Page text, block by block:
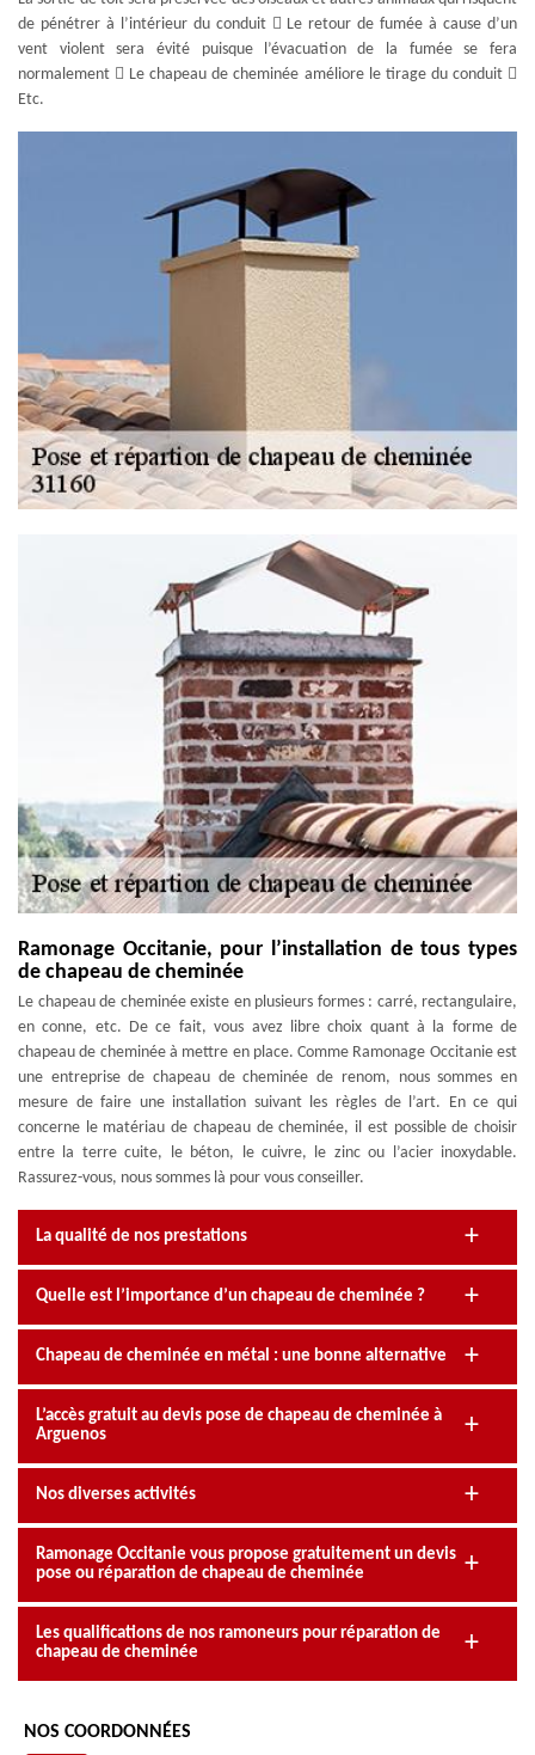
de pénétrer à l’intérieur du conduit  Le retour de fumée à cause d’un
vent violent sera évité puisque l’évacuation de la fumée se fera
normalement  Le chapeau de cheminée améliore le tirage du conduit 
Etc.
Ramonage Occitanie, pour l’installation de tous types
de chapeau de cheminée
Le chapeau de cheminée existe en plusieurs formes : carré, rectangulaire,
en conne, etc. De ce fait, vous avez libre choix quant à la forme de
chapeau de cheminée à mettre en place. Comme Ramonage Occitanie est
une entreprise de chapeau de cheminée de renom, nous sommes en
mesure de faire une installation suivant les règles de l’art. En ce qui
concerne le matériau de chapeau de cheminée, il est possible de choisir
entre la terre cuite, le béton, le cuivre, le zinc ou l’acier inoxydable.
Rassurez-vous, nous sommes là pour vous conseiller.
La qualité de nos prestations
Quelle est l’importance d’un chapeau de cheminée ?
Chapeau de cheminée en métal : une bonne alternative
L’accès gratuit au devis pose de chapeau de cheminée à
Arguenos
Nos diverses activités
Ramonage Occitanie vous propose gratuitement un devis
pose ou réparation de chapeau de cheminée
Les qualifications de nos ramoneurs pour réparation de
chapeau de cheminée
NOS COORDONNÉES